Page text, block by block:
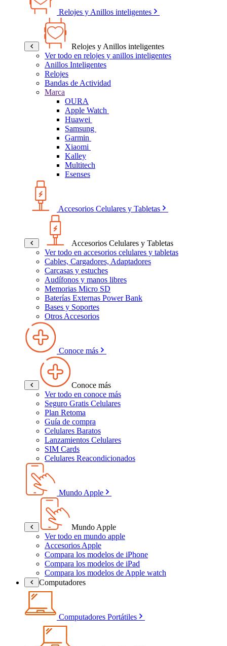
Relojes y Anillos inteligentes
Relojes y Anillos inteligentes
Ver todo en relojes y anillos inteligentes
Anillos Inteligentes
Relojes
Bandas de Actividad
Marca
OURA
Apple Watch
Huawei
Samsung
Garmin
Xiaomi
Kalley
Multitech
Esenses
Accesorios Celulares y Tabletas
Accesorios Celulares y Tabletas
Ver todo en accesorios celulares y tabletas
Cables, Cargadores, Adaptadores
Carcasas y estuches
Audífonos y manos libres
Memorias Micro SD
Baterías Externas Power Bank
Bases y Soportes
Otros Accesorios
Conoce más
Conoce más
Ver todo en conoce más
Seguro Gratis Celulares
Plan Retoma
Guía de compra
Celulares Baratos
Lanzamientos Celulares
SIM Cards
Celulares Reacondicionados
Mundo Apple
Mundo Apple
Ver todo en mundo apple
Accesorios Apple
Compara los modelos de iPhone
Compara los modelos de iPad
Compara los modelos de Apple watch
Computadores
Computadores Portátiles